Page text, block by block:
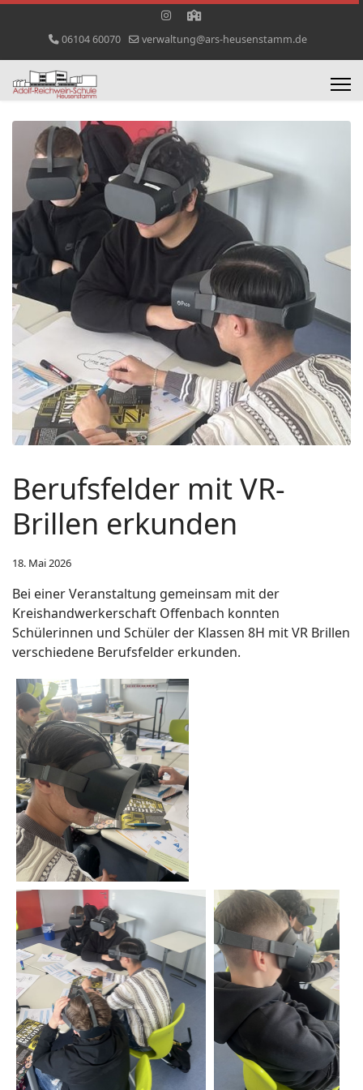
06104 60070 verwaltung@ars-heusenstamm.de
Berufsfelder mit VR-
Brillen erkunden
18. Mai 2026
Bei einer Veranstaltung gemeinsam mit der
Kreishandwerkerschaft Offenbach konnten
Schülerinnen und Schüler der Klassen 8H mit VR Brillen
verschiedene Berufsfelder erkunden.